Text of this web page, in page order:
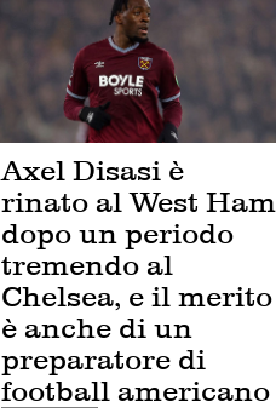
Axel Disasi è
rinato al West Ham
dopo un periodo
tremendo al
Chelsea, e il merito
è anche di un
preparatore di
football americano